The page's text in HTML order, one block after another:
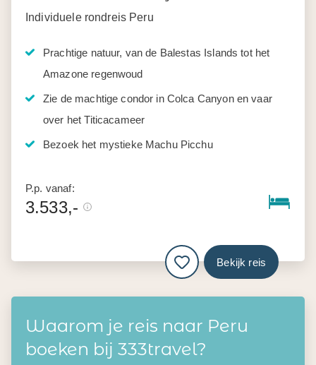
Individuele rondreis Peru
Prachtige natuur, van de Balestas Islands tot het
Amazone regenwoud
Zie de machtige condor in Colca Canyon en vaar
over het Titicacameer
Bezoek het mystieke Machu Picchu
P.p. vanaf:
3.533,-
Bekijk reis
Waarom je reis naar Peru
boeken bij 333travel?